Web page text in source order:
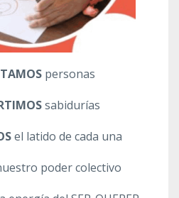
personas
sabidurías
el latido de cada una
poder colectivo